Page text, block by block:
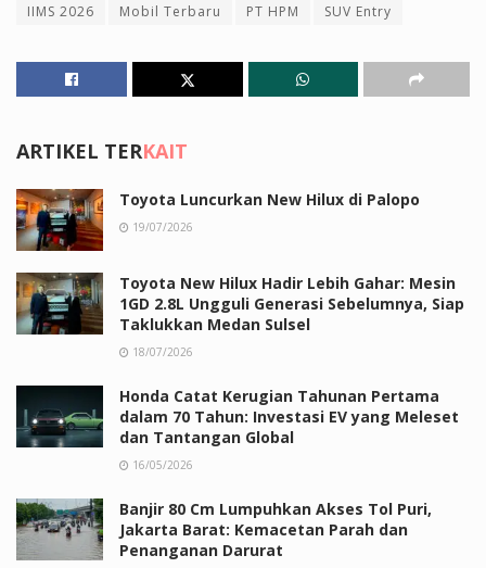
IIMS 2026 Mobil Terbaru PT HPM SUV Entry
ARTIKEL TERKAIT
Toyota Luncurkan New Hilux di Palopo
19/07/2026
Toyota New Hilux Hadir Lebih Gahar: Mesin
1GD 2.8L Ungguli Generasi Sebelumnya, Siap
Taklukkan Medan Sulsel
18/07/2026
Honda Catat Kerugian Tahunan Pertama
dalam 70 Tahun: Investasi EV yang Meleset
dan Tantangan Global
16/05/2026
Banjir 80 Cm Lumpuhkan Akses Tol Puri,
Jakarta Barat: Kemacetan Parah dan
Penanganan Darurat